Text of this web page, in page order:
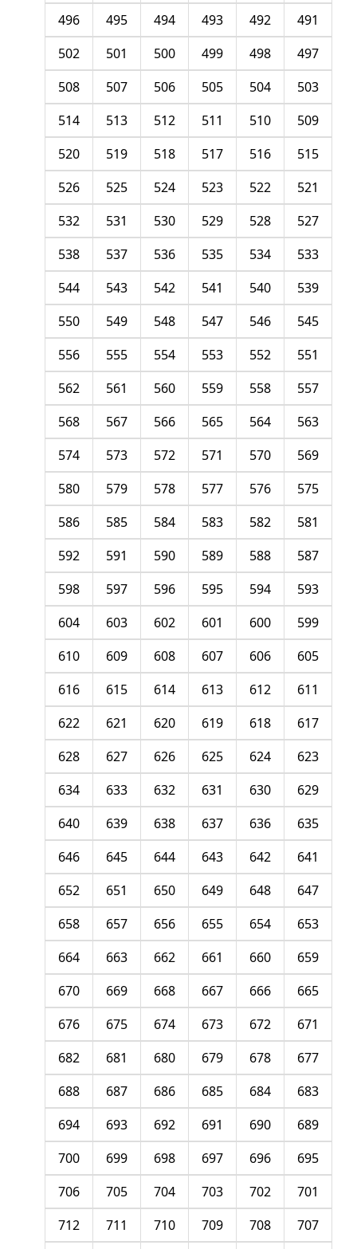
491
492
493
494
495
496
497
498
499
500
501
502
503
504
505
506
507
508
509
510
511
512
513
514
515
516
517
518
519
520
521
522
523
524
525
526
527
528
529
530
531
532
533
534
535
536
537
538
539
540
541
542
543
544
545
546
547
548
549
550
551
552
553
554
555
556
557
558
559
560
561
562
563
564
565
566
567
568
569
570
571
572
573
574
575
576
577
578
579
580
581
582
583
584
585
586
587
588
589
590
591
592
593
594
595
596
597
598
599
600
601
602
603
604
605
606
607
608
609
610
611
612
613
614
615
616
617
618
619
620
621
622
623
624
625
626
627
628
629
630
631
632
633
634
635
636
637
638
639
640
641
642
643
644
645
646
647
648
649
650
651
652
653
654
655
656
657
658
659
660
661
662
663
664
665
666
667
668
669
670
671
672
673
674
675
676
677
678
679
680
681
682
683
684
685
686
687
688
689
690
691
692
693
694
695
696
697
698
699
700
701
702
703
704
705
706
707
708
709
710
711
712